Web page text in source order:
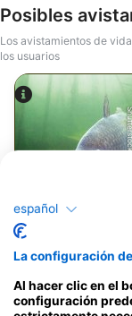
Posibles
Los avistamientos de
los usuarios
español
La configuración
Al hacer clic en el
configuración